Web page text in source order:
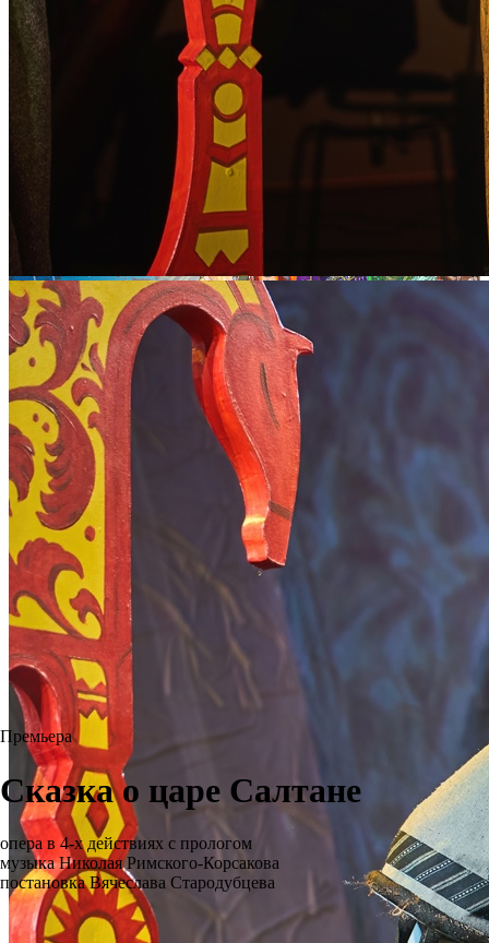
Премьера
Сказка о царе Салтане
опера в 4-х действиях с прологом
музыка Николая Римского-Корсакова
постановка Вячеслава Стародубцева